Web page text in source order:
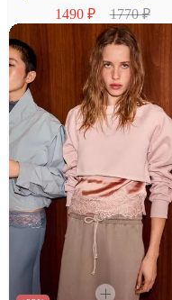
1490 ₽ 1770 ₽